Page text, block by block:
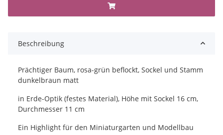
Beschreibung
Prächtiger Baum, rosa-grün beflockt, Sockel und Stamm
dunkelbraun matt
in Erde-Optik (festes Material), Höhe mit Sockel 16 cm,
Durchmesser 11 cm
Ein Highlight für den Miniaturgarten und Modellbau